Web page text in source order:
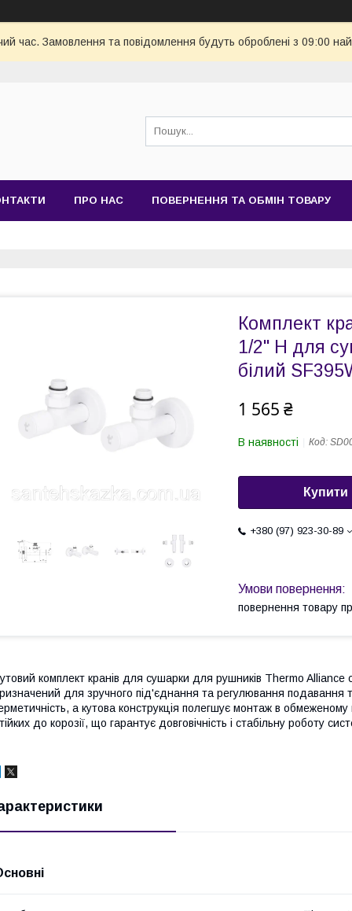
час. Замовлення та повідомлення будуть оброблені з 09:00
ПРО НАС ПОВЕРНЕННЯ ТА ОБМІН ТОВАРУ
Комплект
1/2" Н для
білий
1 565 ₴
В наявності Код:
Купити
+380 (97) 923-30-89
повернення товару
комплект кранів для сушарки для рушників Thermo Alliance
для зручного під'єднання та регулювання подавання
а кутова конструкція полегшує монтаж в обмеженому
до корозії, що гарантує довговічність і стабільну роботу